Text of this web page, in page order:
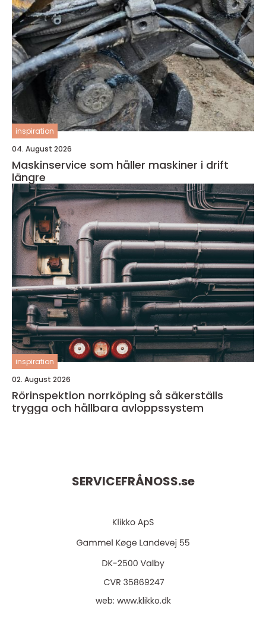
inspiration
04. August 2026
Maskinservice som håller maskiner i drift
längre
inspiration
02. August 2026
Rörinspektion norrköping så säkerställs
trygga och hållbara avloppssystem
SERVICEFRÅNOSS.se
web: www.klikko.dk